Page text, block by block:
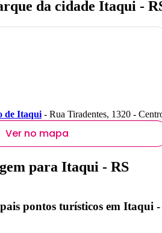
da cidade Itaqui -
de Itaqui - Rua Tiradentes, 1320 -
Ver no mapa
para Itaqui - RS
pontos turísticos em Itaqui -